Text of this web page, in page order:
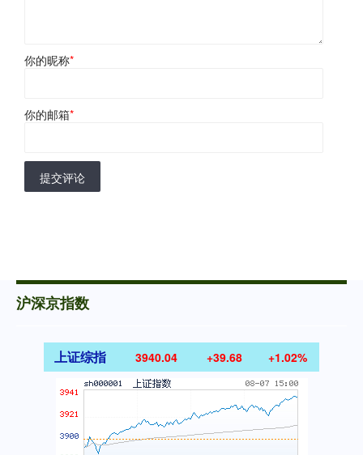
你的昵称*
你的邮箱*
提交评论
沪深京指数
上证综指 3940.04 +39.68 +1.02%